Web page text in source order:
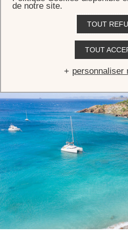
programme bateau, baignade et
simplement l’occasion de se
d’un
de notre site.
TOUT
TOUT
personnaliser